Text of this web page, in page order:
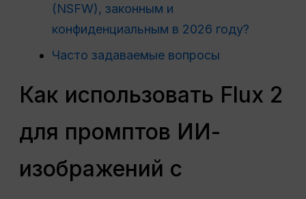
(NSFW), законным и
конфиденциальным в 2026 году?
Часто задаваемые вопросы
Как использовать Flux 2
для промптов ИИ-
изображений с